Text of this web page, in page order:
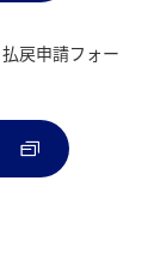
戻申請フォー